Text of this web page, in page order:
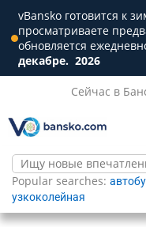
vBansko готовится к
просматриваете
обновляется
декабре. 2026
Сейчас в
Popular searches:
узкоколейная